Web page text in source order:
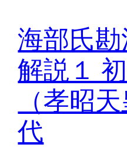
海部氏
解説１
（孝昭
代